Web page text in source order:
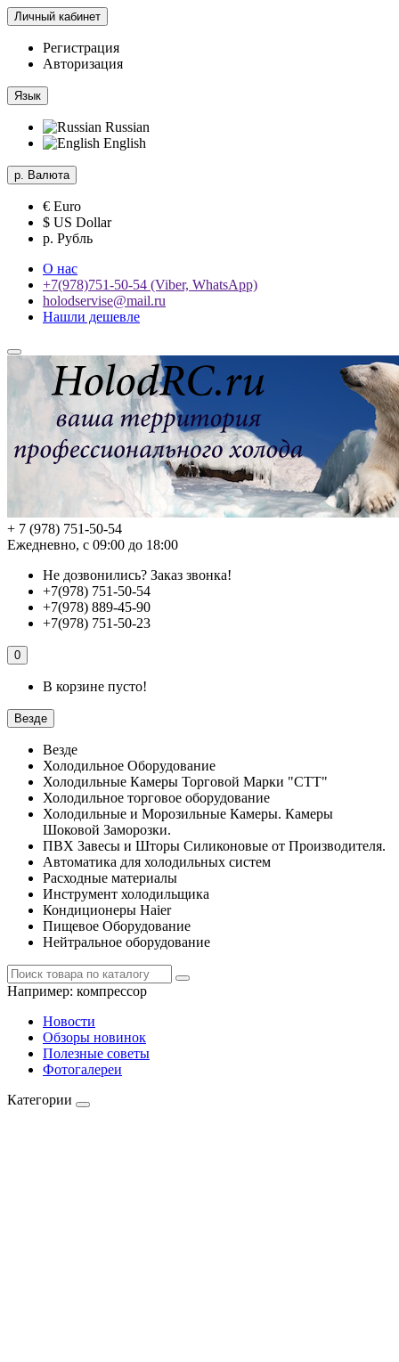
Личный кабинет
Регистрация
Авторизация
Язык
Russian
English
р. Валюта
€ Euro
$ US Dollar
р. Рубль
О нас
+7(978)751-50-54 (Viber, WhatsApp)
holodservise@mail.ru
Нашли дешевле
+ 7 (978) 751-50-54
Ежедневно, с 09:00 до 18:00
Не дозвонились? Заказ звонка!
+7(978) 751-50-54
+7(978) 889-45-90
+7(978) 751-50-23
0
В корзине пусто!
Везде
Везде
Холодильное Оборудование
Холодильные Камеры Торговой Марки "СТТ"
Холодильное торговое оборудование
Холодильные и Морозильные Камеры. Камеры
Шоковой Заморозки.
ПВХ Завесы и Шторы Силиконовые от Производителя.
Автоматика для холодильных систем
Расходные материалы
Инструмент холодильщика
Кондиционеры Haier
Пищевое Оборудование
Нейтральное оборудование
Например: компрессор
Новости
Обзоры новинок
Полезные советы
Фотогалереи
Категории